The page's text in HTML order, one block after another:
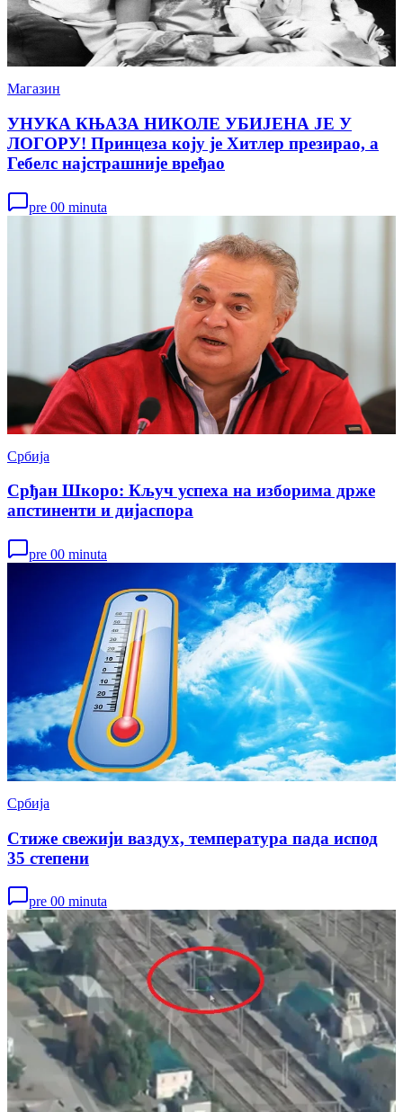
Магазин
УНУКА КЊАЗА НИКОЛЕ УБИЈЕНА ЈЕ У
ЛОГОРУ! Принцеза коју је Хитлер презирао, а
Гебелс најстрашније вређао
pre 00 minuta
Србија
Срђан Шкоро: Кључ успеха на изборима држе
апстиненти и дијаспора
pre 00 minuta
Србија
Стиже свежији ваздух, температура пада испод
35 степени
pre 00 minuta